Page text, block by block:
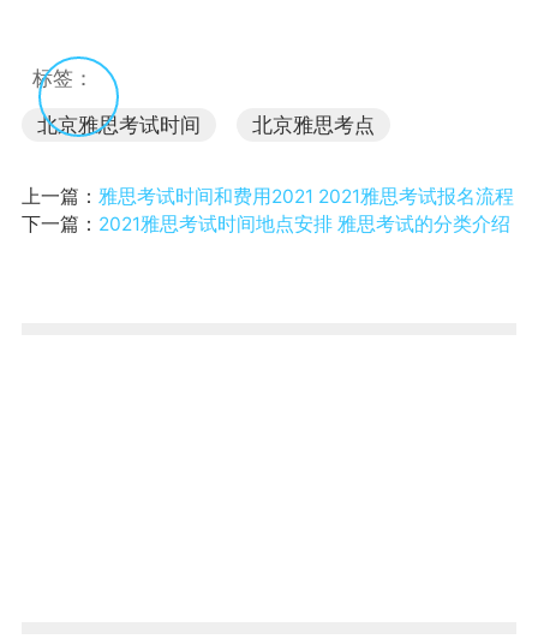
标签：
北京雅思考试时间
北京雅思考点
上一篇： 雅思考试时间和费用2021 2021雅思考试报名流程
下一篇： 2021雅思考试时间地点安排 雅思考试的分类介绍